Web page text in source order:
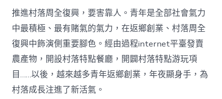
落
財
產
復
興
注
進
人
推進村落周全復興，要害靠人。青年是全部社會氣力
中最積極、最有賭氣的氣力，在返鄉創業、村落周全
復興中飾演側重要腳色。經由過程internet平臺發賣
農產物，開設村落特點餐廳，開闢村落特點游玩項
目……以後，越來越多青年返鄉創業，年夜顯身手，為
村落成長注進了新活氣。